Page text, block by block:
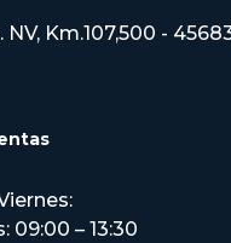
NV, Km.107,500 -
09:00 – 13:30